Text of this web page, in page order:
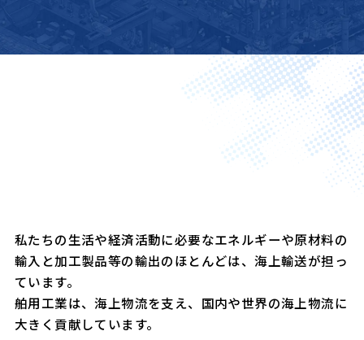
日本の国民生活・
経済を支える産業
私たちの生活や経済活動に必要なエネルギーや原材料の
輸入と加工製品等の輸出のほとんどは、海上輸送が担っ
ています。
舶用工業は、海上物流を支え、国内や世界の海上物流に
大きく貢献しています。